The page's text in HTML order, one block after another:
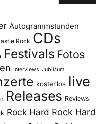
Autogrammstunden
Rock CDs
Festivals Fotos
Interviews Jubiläum
kostenlos live
Releases Reviews
Rock Hard Rock Hard